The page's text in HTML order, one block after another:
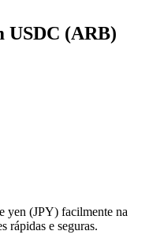
USDC (ARB)
yen (JPY) facilmente na
rápidas e seguras.